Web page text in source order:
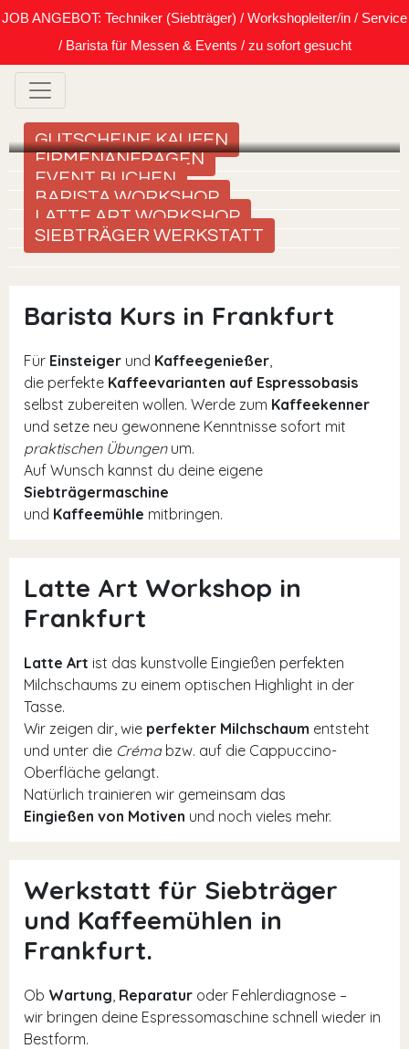
JOB ANGEBOT: Techniker (Siebträger) / Workshopleiter/in / Service
/ Barista für Messen & Events / zu sofort gesucht
GUTSCHEINE KAUFEN
FIRMENANFRAGEN
EVENT BUCHEN
BARISTA WORKSHOP
LATTE ART WORKSHOP
SIEBTRÄGER WERKSTATT
Barista Kurs in Frankfurt
Für Einsteiger und Kaffeegenießer,
die perfekte Kaffeevarianten auf Espressobasis
selbst zubereiten wollen. Werde zum Kaffeekenner
und setze neu gewonnene Kenntnisse sofort mit
praktischen Übungenum.
Auf Wunsch kannst du deine eigene
Siebträgermaschine
und Kaffeemühle mitbringen.
Latte Art Workshop in
Frankfurt
Latte Art ist das kunstvolle Eingießen perfekten
Milchschaums zu einem optischen Highlight in der
Tasse.
Wir zeigen dir, wie perfekter Milchschaum entsteht
und unter die Crémabzw. auf die Cappuccino-
Oberfläche gelangt.
Natürlich trainieren wir gemeinsam das
Eingießen von Motiven und noch vieles mehr.
Werkstatt für Siebträger
und Kaffeemühlen in
Frankfurt.
Ob Wartung, Reparatur oder Fehlerdiagnose –
wir bringen deine Espressomaschine schnell wieder in
Bestform.